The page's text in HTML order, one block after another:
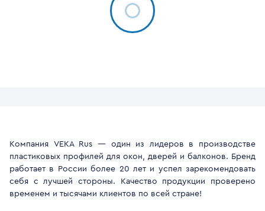
Компания VEKA Rus — один из лидеров в производстве
пластиковых профилей для окон, дверей и балконов. Бренд
работает в России более 20 лет и успел зарекомендовать
себя с лучшей стороны. Качество продукции проверено
временем и тысячами клиентов по всей стране!